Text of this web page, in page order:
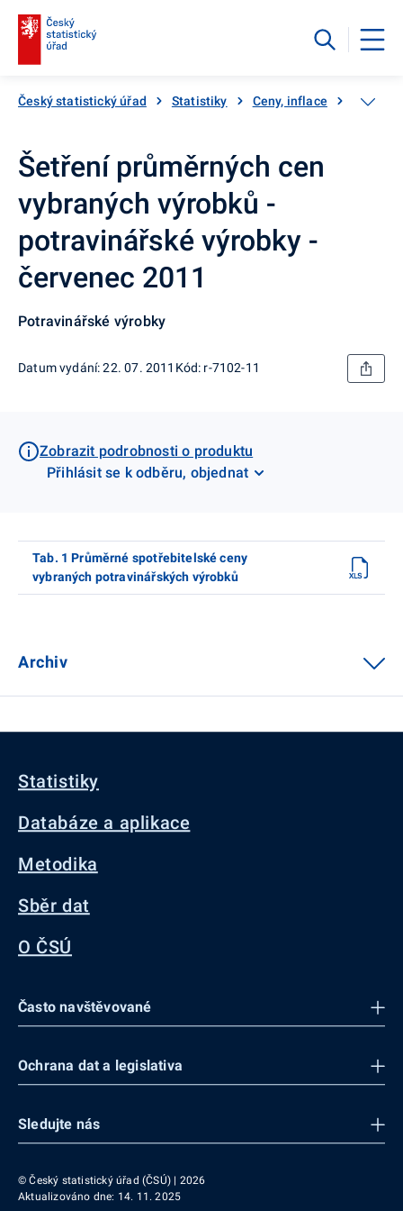
Český statistický úřad Statistiky Ceny, inflace
Šetření průměrných cen
vybraných výrobků -
potravinářské výrobky -
červenec 2011
Potravinářské výrobky
Datum vydání: 22. 07. 2011 Kód: r-7102-11
Zobrazit podrobnosti o produktu
Přihlásit se k odběru, objednat
Tab. 1 Průměrné spotřebitelské ceny
vybraných potravinářských výrobků
Archiv
Statistiky
Databáze a aplikace
Metodika
Sběr dat
O ČSÚ
Často navštěvované
Ochrana dat a legislativa
Sledujte nás
© Český statistický úřad (ČSÚ) | 2026
Aktualizováno dne: 14. 11. 2025